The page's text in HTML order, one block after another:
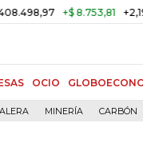
+$ 8.753,81 +2,19%
OCIO
MINERÍA CARBÓN